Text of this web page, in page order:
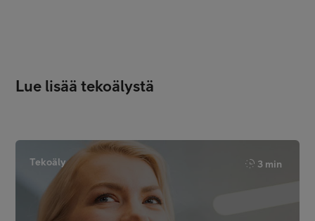
Lue lisää tekoälystä
Tekoäly 3 min